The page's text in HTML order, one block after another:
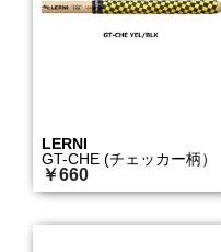
LERNI
GT-CHE (チェッカー柄）
￥660